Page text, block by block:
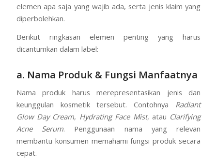
elemen apa saja yang wajib ada, serta jenis klaim yang
diperbolehkan.
Berikut ringkasan elemen penting yang harus
dicantumkan dalam label:
a. Nama Produk & Fungsi Manfaatnya
Nama produk harus merepresentasikan jenis dan
keunggulan kosmetik tersebut. Contohnya Radiant
Glow Day Cream, Hydrating Face Mist, atau Clarifying
Acne Serum. Penggunaan nama yang relevan
membantu konsumen memahami fungsi produk secara
cepat.